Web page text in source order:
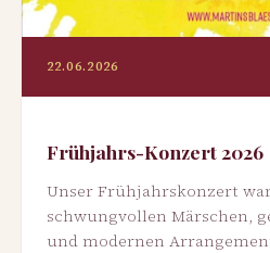
22.06.2026
Frühjahrs-Konzert 2026
Unser Frühjahrskonzert
schwungvollen Märschen,
und modernen